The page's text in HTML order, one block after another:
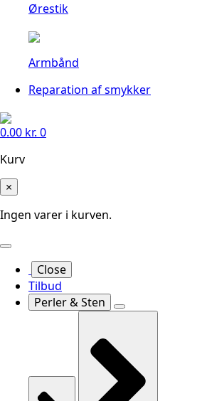
Ørestik
Armbånd
Reparation af smykker
0.00 kr. 0
Kurv
×
Ingen varer i kurven.
Close
Tilbud
Perler & Sten